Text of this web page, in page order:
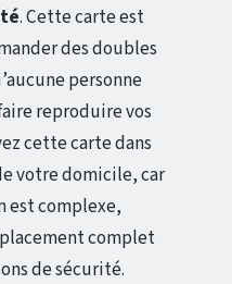
. Cette carte est
des doubles
personne
reproduire vos
cette carte dans
votre domicile, car
est complexe,
complet
de sécurité.